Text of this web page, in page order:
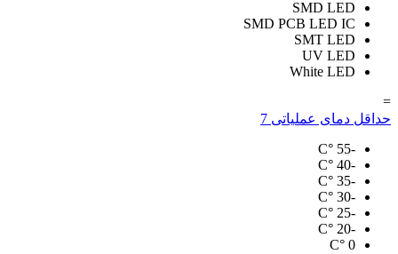
SMD LED
SMD PCB LED IC
SMT LED
UV LED
White LED
=
حداقل دمای عملیاتی 7
-55
°C
-40
°C
-35
°C
-30
°C
-25
°C
-20
°C
0
°C